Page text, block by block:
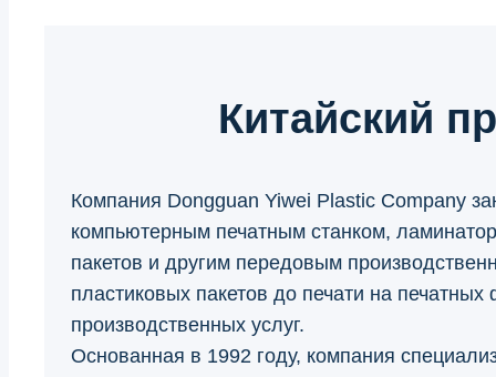
Китайский
Компания Dongguan Yiwei Plastic Company
компьютерным печатным станком,
пакетов и другим передовым
пластиковых пакетов до печати на
производственных услуг.
Основанная в 1992 году, компания